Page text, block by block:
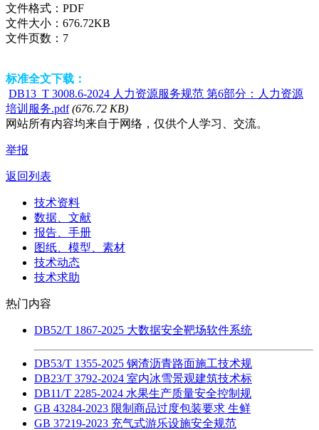
文件格式： PDF
文件大小： 676.72KB
文件页数： 7
标准全文下载：
DB13_T 3008.6-2024 人力资源服务规范 第6部分：人力资源
培训服务.pdf (676.72 KB)
网站所有内容均来自于网络，仅供个人学习、交流。
举报
返回列表
技术资料
数据、文献
报告、手册
图纸、模型、素材
技术动态
技术求助
热门内容
DB52/T 1867-2025 大数据安全靶场软件系统
DB53/T 1355-2025 钢渣沥青路面施工技术规
DB23/T 3792-2024 室内冰雪景观建筑技术标
DB11/T 2285-2024 水果生产质量安全控制规
GB 43284-2023 限制商品过度包装要求 生鲜
GB 37219-2023 充气式游乐设施安全规范